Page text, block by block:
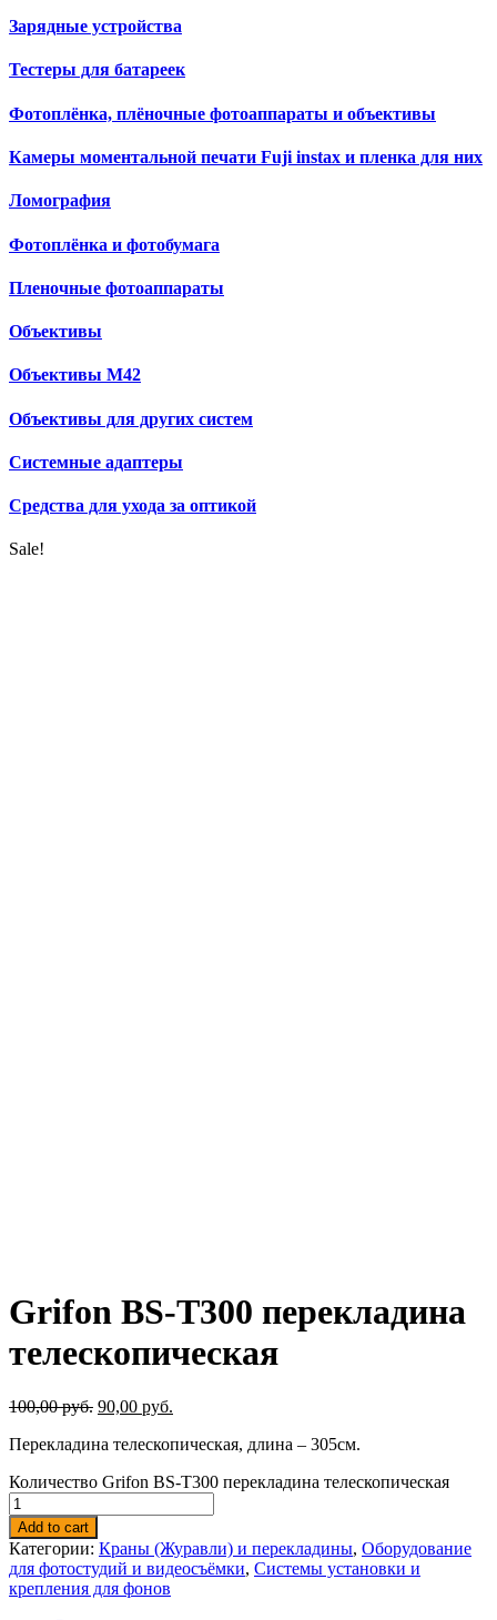
Зарядные устройства
Тестеры для батареек
Фотоплёнка, плёночные фотоаппараты и объективы
Камеры моментальной печати Fuji instax и пленка для них
Ломография
Фотоплёнка и фотобумага
Пленочные фотоаппараты
Объективы
Объективы М42
Объективы для других систем
Cистемные адаптеры
Средства для ухода за оптикой
Sale!
Grifon BS-T300 перекладина
телескопическая
100,00руб. 90,00 руб.
Перекладина телескопическая, длина – 305см.
Количество Grifon BS-T300 перекладина телескопическая
Add to cart
Категории: Краны (Журавли) и перекладины, Оборудование
для фотостудий и видеосъёмки, Системы установки и
крепления для фонов